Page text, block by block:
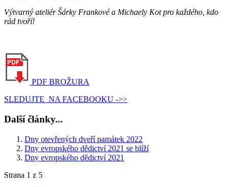
Výtvarný ateliér Šárky Frankové a Michaely Kot pro každého, kdo
rád tvoří!
PDF BROŽURA
SLEDUJTE NA FACEBOOKU ->>
Další články...
Dny otevřených dveří památek 2022
Dny evropského dědictví 2021 se blíží
Dny evropského dědictví 2021
Strana 1 z 5